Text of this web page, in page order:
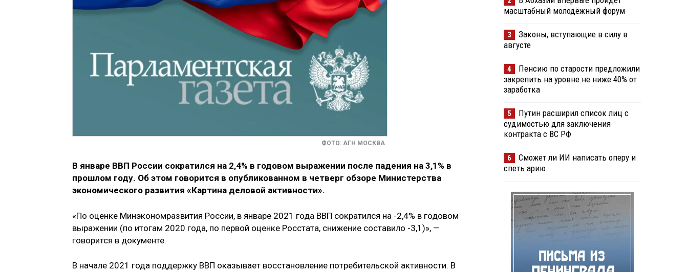
ФОТО: АГН МОСКВА
В январе ВВП России сократился на 2,4% в годовом выражении после падения на 3,1% в
прошлом году. Об этом говорится в опубликованном в четверг обзоре Министерства
экономического развития «Картина деловой активности».
«По оценке Минэкономразвития России, в январе 2021 года ВВП сократился на -2,4% в годовом
выражении (по итогам 2020 года, по первой оценке Росстата, снижение составило -3,1)», —
говорится в документе.
В начале 2021 года поддержку ВВП оказывает восстановление потребительской активности. В
масштабный молодёжный форум
3
Законы, вступающие в силу в
августе
4
Пенсию по старости предложили
закрепить на уровне не ниже 40% от
заработка
5
Путин расширил список лиц с
судимостью для заключения
контракта с ВС РФ
6
Сможет ли ИИ написать оперу и
спеть арию